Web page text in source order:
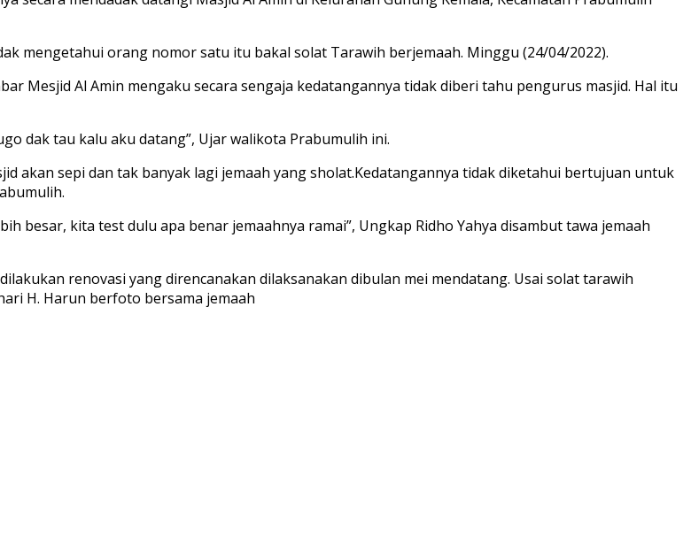
mengetahui orang nomor satu itu bakal solat Tarawih berjemaah. Minggu (24/04/2022).
Mesjid Al Amin mengaku secara sengaja kedatangannya tidak diberi tahu pengurus masjid. Hal itu
dak tau kalu aku datang”, Ujar walikota Prabumulih ini.
akan sepi dan tak banyak lagi jemaah yang sholat.Kedatangannya tidak diketahui bertujuan untuk
besar, kita test dulu apa benar jemaahnya ramai”, Ungkap Ridho Yahya disambut tawa jemaah
renovasi yang direncanakan dilaksanakan dibulan mei mendatang. Usai solat tarawih
H. Harun berfoto bersama jemaah